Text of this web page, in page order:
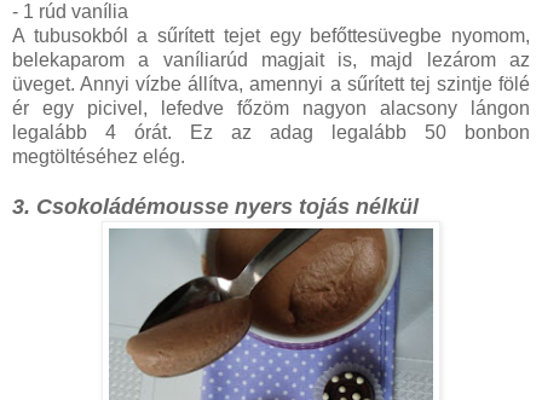
- 1 rúd vanília
A tubusokból a sűrített tejet egy befőttesüvegbe nyomom,
belekaparom a vaníliarúd magjait is, majd lezárom az
üveget. Annyi vízbe állítva, amennyi a sűrített tej szintje fölé
ér egy picivel, lefedve főzöm nagyon alacsony lángon
legalább 4 órát. Ez az adag legalább 50 bonbon
megtöltéséhez elég.
3. Csokoládémousse nyers tojás nélkül